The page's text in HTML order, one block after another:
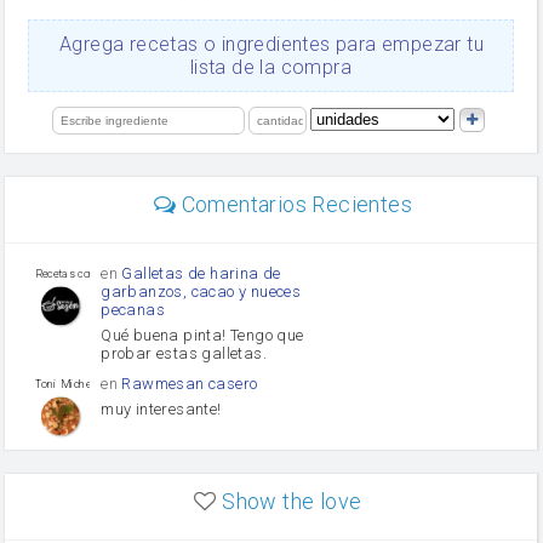
Ajos
salsa de soja
limón
Agrega recetas o ingredientes para empezar tu
lista de la compra
Comentarios Recientes
Recetas con sazon
en Galletas de harina de
garbanzos, cacao y nueces
pecanas
Qué buena pinta! Tengo que
probar estas galletas.
Toni Michel Caubet
en Rawmesan casero
muy interesante!
enLasaña casera fácil y
Show the love